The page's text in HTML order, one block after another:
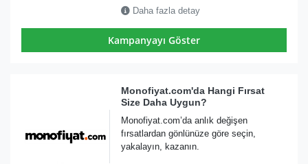
Daha fazla detay
Kampanyayı Göster
Monofiyat.com'da Hangi Fırsat
Size Daha Uygun?
Monofiyat.com’da anlık değişen
fırsatlardan gönlünüze göre seçin,
yakalayın, kazanın.